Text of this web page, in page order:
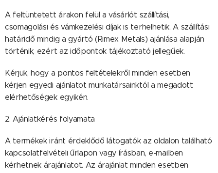
A feltüntetett árakon felül a vásárlót szállítási,
csomagolási és vámkezelési díjak is terhelhetik. A szállítási
határidő mindig a gyártó (Rimex Metals) ajánlása alapján
történik, ezért az időpontok tájékoztató jellegűek.
Kérjük, hogy a pontos feltételekről minden esetben
kérjen egyedi ajánlatot munkatársainktól a megadott
elérhetőségek egyikén.
2. Ajánlatkérés folyamata
A termékek iránt érdeklődő látogatók az oldalon található
kapcsolatfelvételi űrlapon vagy írásban, e-mailben
kérhetnek árajánlatot. Az árajánlat minden esetben